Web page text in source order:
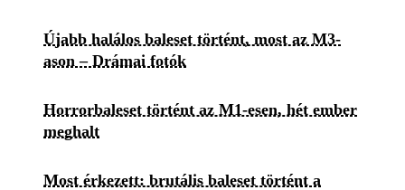
Újabb halálos baleset történt, most az M3-
ason – Drámai fotók
Horrorbaleset történt az M1-esen, hét ember
meghalt
Most érkezett: brutális baleset történt a